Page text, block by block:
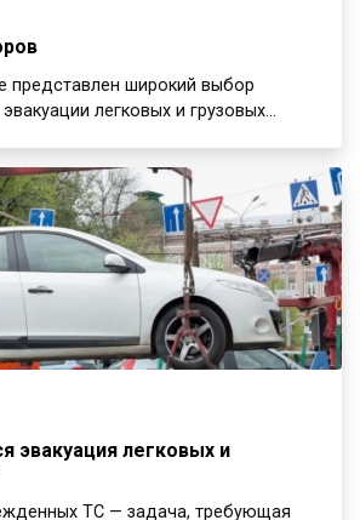
представлен широкий выбор
легковых и грузовых…
эвакуация легковых и
ТС — задача, требующая